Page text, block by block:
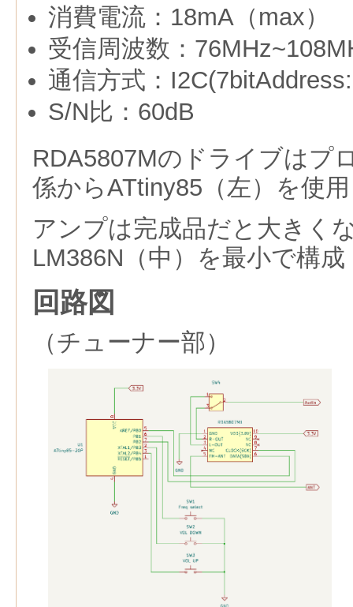
消費電流：18mA（max）
受信周波数：
通信方式：
S/N比：60dB
RDA5807Mのドライブはプ
係からATtiny85（左）を使用
アンプは完成品だと大きく
LM386N（中）を最小で構成
回路図
（チューナー部）